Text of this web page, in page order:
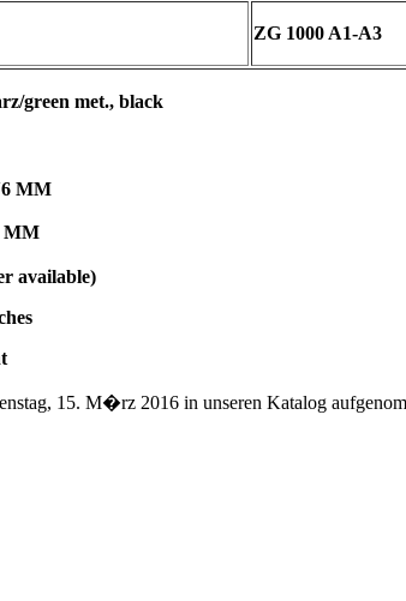
ZG 1000 A1-A3
green met., black
MM
MM
available)
15. M�rz 2016 in unseren Katalog